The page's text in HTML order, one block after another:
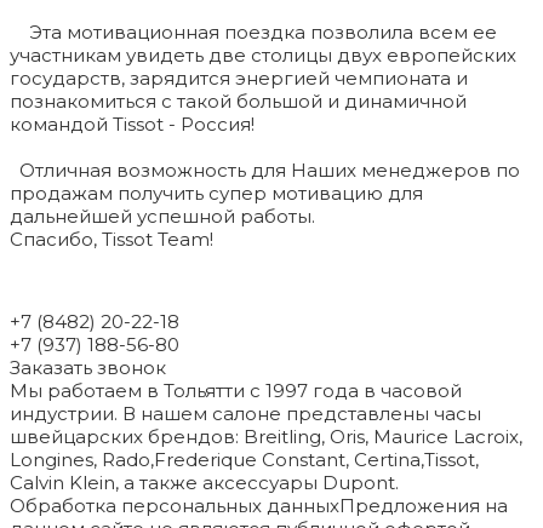
Эта мотивационная поездка позволила всем ее
участникам увидеть две столицы двух европейских
государств, зарядится энергией чемпионата и
познакомиться с такой большой и динамичной
командой Tissot - Россия!
Отличная возможность для Наших менеджеров по
продажам получить супер мотивацию для
дальнейшей успешной работы.
Спасибо, Tissot Team!
+7 (8482) 20-22-18
+7 (937) 188-56-80
Заказать звонок
Мы работаем в Тольятти с 1997 года в часовой
индустрии. В нашем салоне представлены часы
швейцарских брендов: Breitling, Oris, Maurice Lacroix,
Longines, Rado,Frederique Constant, Certina,Tissot,
Calvin Klein, а также аксессуары Dupont.
Обработка персональных данныхПредложения на